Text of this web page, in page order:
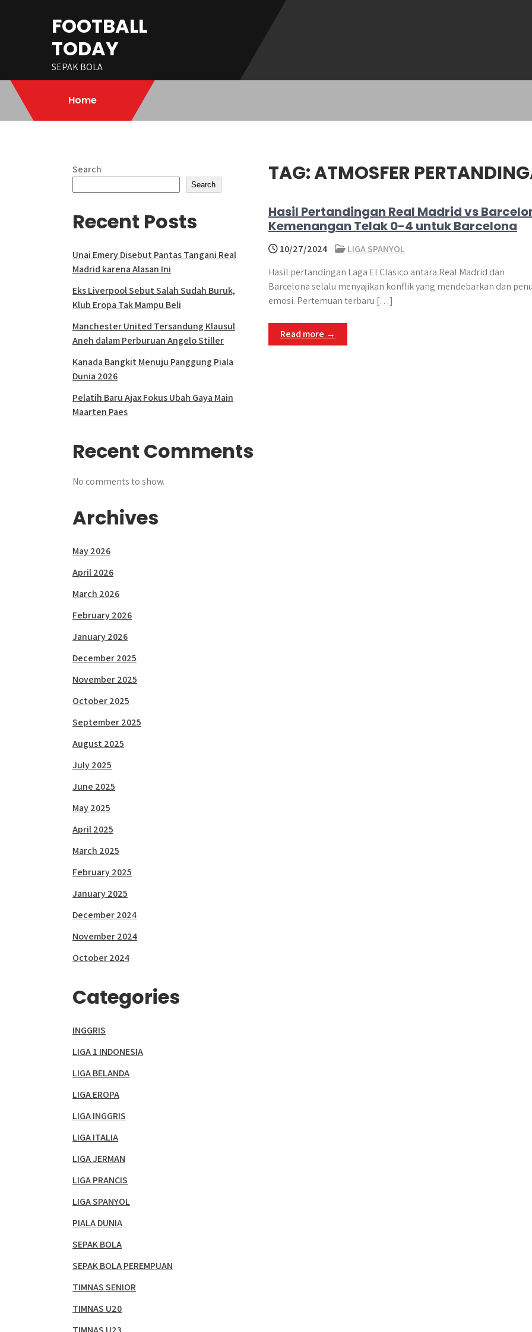
FOOTBALL
TODAY
SEPAK BOLA
Home
TAG:ATMOSFER
Hasil Pertandingan Real Madrid vs
Kemenangan Telak 0-4 untuk Barcelona
10/27/2024
LIGA SPANYOL
Hasil pertandingan Laga El Clasico antara Real Madrid dan
Barcelona selalu menyajikan konflik yang mendebarkan dan
emosi. Pertemuan terbaru […]
Read more →
Search
Search
Recent Posts
Unai Emery Disebut Pantas Tangani Real
Madrid karena Alasan Ini
Eks Liverpool Sebut Salah Sudah Buruk,
Klub Eropa Tak Mampu Beli
Manchester United Tersandung Klausul
Aneh dalam Perburuan Angelo Stiller
Kanada Bangkit Menuju Panggung Piala
Dunia 2026
Pelatih Baru Ajax Fokus Ubah Gaya Main
Maarten Paes
Recent Comments
No comments to show.
Archives
May 2026
April 2026
March 2026
February 2026
January 2026
December 2025
November 2025
October 2025
September 2025
August 2025
July 2025
June 2025
May 2025
April 2025
March 2025
February 2025
January 2025
December 2024
November 2024
October 2024
Categories
INGGRIS
LIGA 1 INDONESIA
LIGA BELANDA
LIGA EROPA
LIGA INGGRIS
LIGA ITALIA
LIGA JERMAN
LIGA PRANCIS
LIGA SPANYOL
PIALA DUNIA
SEPAK BOLA
SEPAK BOLA PEREMPUAN
TIMNAS SENIOR
TIMNAS U20